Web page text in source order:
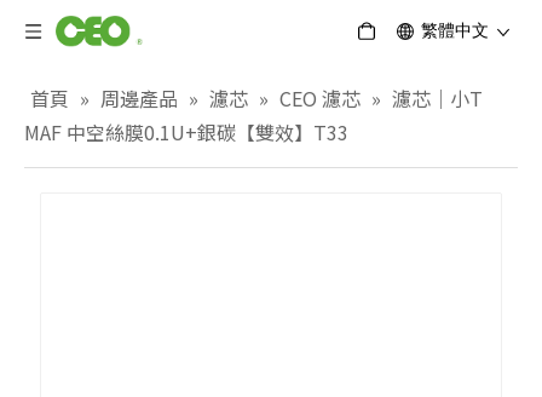
繁體中文
首頁 » 周邊產品 » 濾芯 » CEO 濾芯 » 濾芯｜小T
MAF 中空絲膜0.1U+銀碳【雙效】T33